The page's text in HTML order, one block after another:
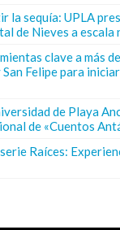
la sequía: UPLA
de Nieves a escala
clave a más
Felipe para
de Playa
de «Cuentos
Raíces: